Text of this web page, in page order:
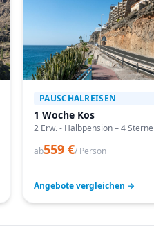
PAUSCHALREISEN
1 Woche Kos
2 Erw. - Halbpension – 4 Sterne
ab559 €/ Person
Angebote vergleichen →